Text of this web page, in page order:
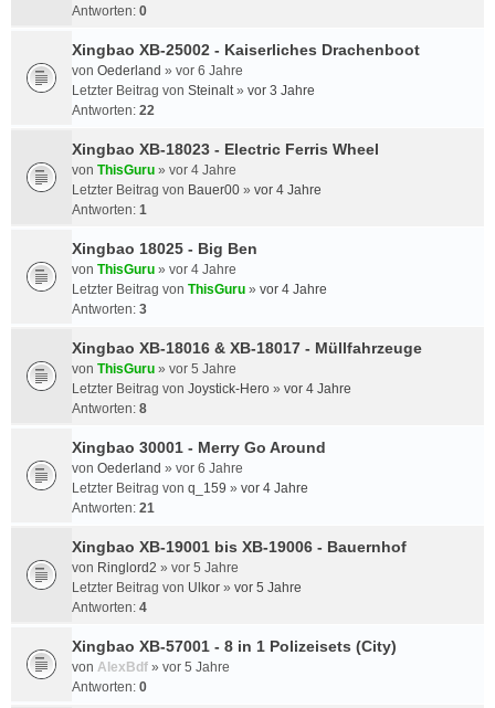
Antworten: 0
Xingbao XB-25002 - Kaiserliches Drachenboot
von Oederland » vor 6 Jahre
Letzter Beitrag von Steinalt» vor 3 Jahre
Antworten: 22
Xingbao XB-18023 - Electric Ferris Wheel
von ThisGuru » vor 4 Jahre
Letzter Beitrag von Bauer00 » vor 4 Jahre
Antworten: 1
Xingbao 18025 - Big Ben
von ThisGuru » vor 4 Jahre
Letzter Beitrag von ThisGuru » vor 4 Jahre
Antworten: 3
Xingbao XB-18016 & XB-18017 - Müllfahrzeuge
von ThisGuru » vor 5 Jahre
Letzter Beitrag von Joystick-Hero » vor 4 Jahre
Antworten: 8
Xingbao 30001 - Merry Go Around
von Oederland » vor 6 Jahre
Letzter Beitrag von q_159 » vor 4 Jahre
Antworten: 21
Xingbao XB-19001 bis XB-19006 - Bauernhof
von Ringlord2 » vor 5 Jahre
Letzter Beitrag von Ulkor » vor 5 Jahre
Antworten: 4
Xingbao XB-57001 - 8 in 1 Polizeisets (City)
von AlexBdf » vor 5 Jahre
Antworten: 0